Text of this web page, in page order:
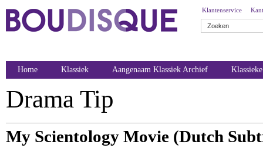
Klantenservice
Home Klassiek Aangenaam Klassiek Archief
Drama Tip
My Scientology Movie (Dutch